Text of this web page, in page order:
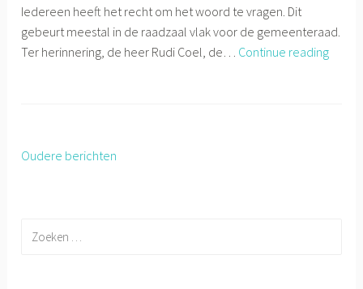
Iedereen heeft het recht om het woord te vragen. Dit
gebeurt meestal in de raadzaal vlak voor de gemeenteraad.
Ter herinnering, de heer Rudi Coel, de… Continue reading
Berichtnavigatie
Oudere berichten